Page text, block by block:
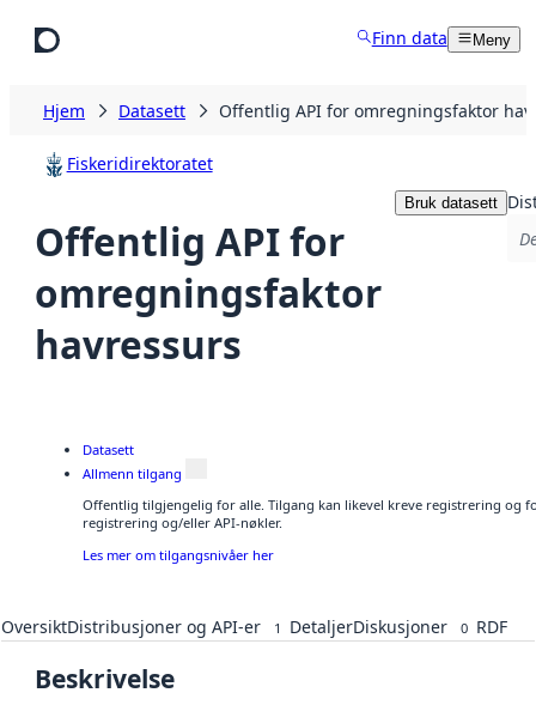
Finn data Meny
Hjem Datasett Offentlig API for omregningsfaktor
Fiskeridirektoratet
Offentlig API for
omregningsfaktor
havressurs
Bruk datasett
Datasett
Allmenn tilgang
Offentlig tilgjengelig for alle. Tilgang kan likevel kreve registrering og
registrering og/eller API-nøkler.
Les mer om tilgangsnivåer her
OversiktDistribusjoner og API-er 1 DetaljerDiskusjoner 0 RDF
Beskrivelse